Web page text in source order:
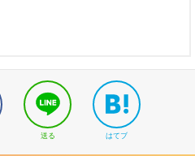
送る はてブ